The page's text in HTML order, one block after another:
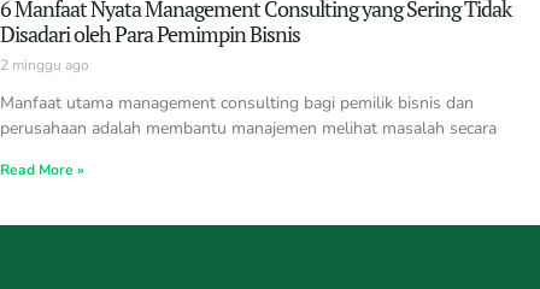
6 Manfaat Nyata Management Consulting yang Sering Tidak
Disadari oleh Para Pemimpin Bisnis
2 minggu ago
Manfaat utama management consulting bagi pemilik bisnis dan
perusahaan adalah membantu manajemen melihat masalah secara
Read More »